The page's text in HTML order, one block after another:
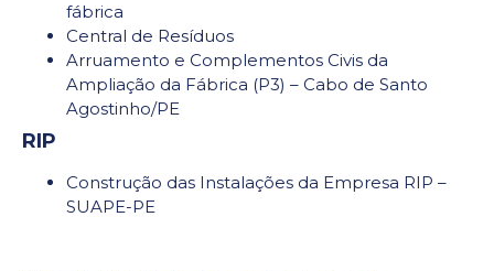
fábrica
Central de Resíduos
Arruamento e Complementos Civis da
Ampliação da Fábrica (P3) – Cabo de Santo
Agostinho/PE
RIP
Construção das Instalações da Empresa RIP –
SUAPE-PE